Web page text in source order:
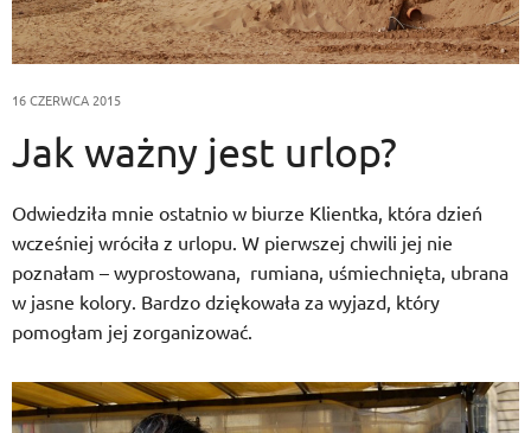
16 CZERWCA 2015
Jak ważny jest urlop?
Odwiedziła mnie ostatnio w biurze Klientka, która dzień
wcześniej wróciła z urlopu. W pierwszej chwili jej nie
poznałam – wyprostowana, rumiana, uśmiechnięta, ubrana
w jasne kolory. Bardzo dziękowała za wyjazd, który
pomogłam jej zorganizować.